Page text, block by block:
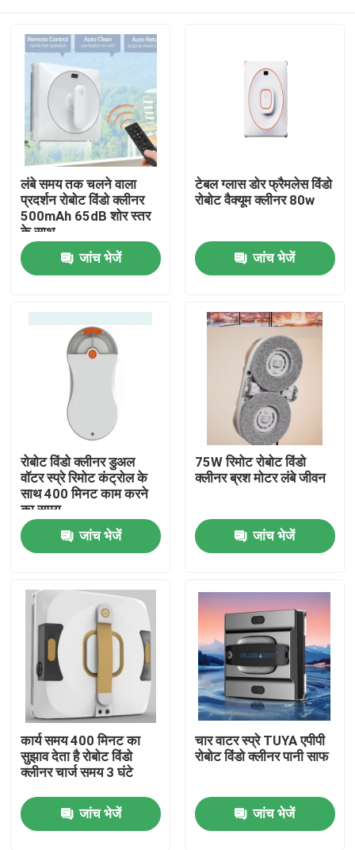
वीडियो
हमारे बारे में
कारखाना भ्रमण
गुणवत्ता नियंत्रण
एक उद्धरण का अनुरोध करें
रोबोट वैक्यूम क्लीनर
लंबे समय तक चलने वाला
प्रदर्शन रोबोट विंडो क्लीनर
500mAh 65dB शोर स्तर
के साथ
जांच भेजें
टेबल ग्लास डोर फ्रैमलेस विंडो
रोबोट वैक्यूम क्लीनर 80w
जांच भेजें
रोबोट विंडो क्लीनर डुअल
वॉटर स्प्रे रिमोट कंट्रोल के
साथ 400 मिनट काम करने
का समय
जांच भेजें
75W रिमोट रोबोट विंडो
क्लीनर ब्रश मोटर लंबे जीवन
जांच भेजें
कार्य समय 400 मिनट का
सुझाव देता है रोबोट विंडो
क्लीनर चार्ज समय 3 घंटे
जांच भेजें
चार वाटर स्प्रे TUYA एपीपी
रोबोट विंडो क्लीनर पानी साफ
जांच भेजें